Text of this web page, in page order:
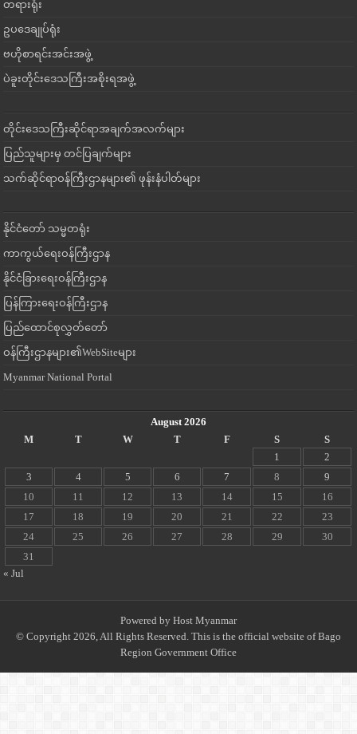
တရားရုံး
ဥပဒေချုပ်ရုံး
ဗဟိုစာရင်းအင်းအဖွဲ့
ပဲခူးတိုင်းဒေသကြီးအစိုးရအဖွဲ့
တိုင်းဒေသကြီးဆိုင်ရာအချက်အလက်များ
ပြည်သူများမှ တင်ပြချက်များ
သက်ဆိုင်ရာဝန်ကြီးဌာနများ၏ ဖုန်းနံပါတ်များ
နိုင်ငံတော် သမ္မတရုံး
ကာကွယ်ရေးဝန်ကြီးဌာန
နိုင်ငံခြားရေးဝန်ကြီးဌာန
ပြန်ကြားရေးဝန်ကြီးဌာန
ပြည်ထောင်စုလွှတ်တော်
ဝန်ကြီးဌာနများ၏WebSiteများ
Myanmar National Portal
August 2026
M
T W T F S
S
1
2
3
4 5 6 7 8
9
10
11 12 13 14 15
16
17
18 19 20 21 22
23
24
25 26 27 28 29
30
31
« Jul
Powered by Host Myanmar
© Copyright 2026, All Rights Reserved. This is the official website of Bago
Region Government Office